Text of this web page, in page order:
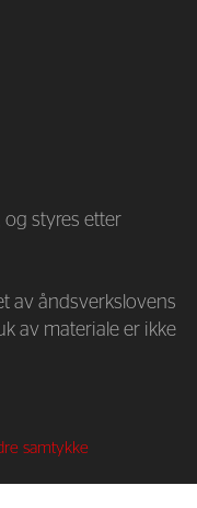
og styres etter
av åndsverkslovens
av materiale er ikke
samtykke